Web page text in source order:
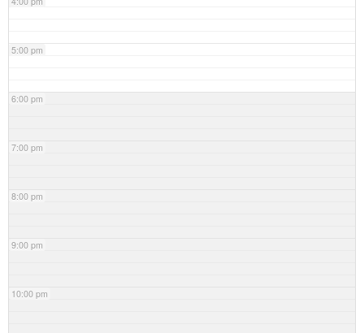
5:00 pm
6:00 pm
7:00 pm
8:00 pm
9:00 pm
10:00 pm